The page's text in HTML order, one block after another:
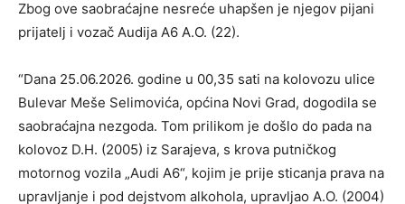
Zbog ove saobraćajne nesreće uhapšen je njegov pijani
prijatelj i vozač Audija A6 A.O. (22).
“Dana 25.06.2026. godine u 00,35 sati na kolovozu ulice
Bulevar Meše Selimovića, općina Novi Grad, dogodila se
saobraćajna nezgoda. Tom prilikom je došlo do pada na
kolovoz D.H. (2005) iz Sarajeva, s krova putničkog
motornog vozila „Audi A6“, kojim je prije sticanja prava na
upravljanje i pod dejstvom alkohola, upravljao A.O. (2004)